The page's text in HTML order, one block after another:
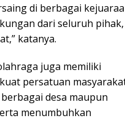
di berbagai
dari seluruh pihak,
katanya.
juga memiliki
persatuan
desa maupun
menumbuhkan